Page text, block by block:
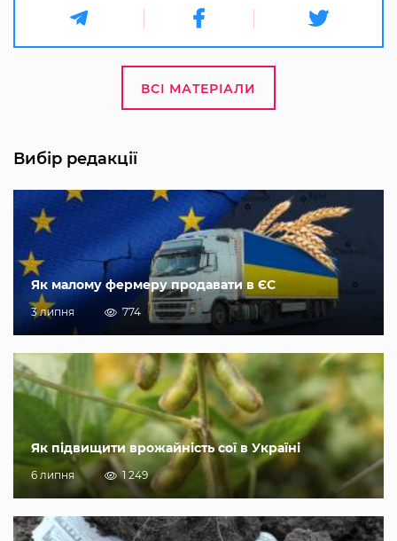
ВСІ МАТЕРІАЛИ
Вибір редакції
Як малому фермеру продавати в ЄС
3 липня 774
Як підвищити врожайність сої в Україні
6 липня 1 249